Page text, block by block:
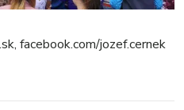
facebook.com/jozef.cernek